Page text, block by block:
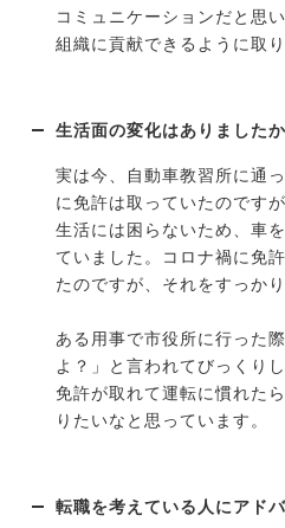
コミュニケーションだと思
組織に貢献できるように取
生活面の変化はありましたか
実は今、自動車教習所に通
に免許は取っていたのです
生活には困らないため、車
ていました。コロナ禍に免
たのですが、それをすっか
ある用事で市役所に行った
よ？」と言われてびっくり
免許が取れて運転に慣れた
りたいなと思っています。
転職を考えている人にアド